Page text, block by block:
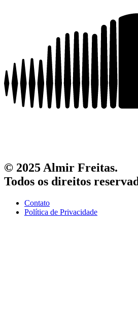
© 2025 Almir Freitas.
Todos os direitos
Contato
Política de Privacidade